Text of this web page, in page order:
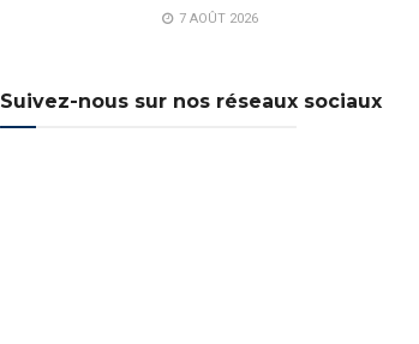
7 AOÛT 2026
Suivez-nous sur nos réseaux sociaux